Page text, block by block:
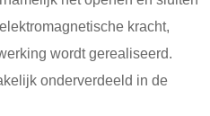
kracht,
wordt gerealiseerd.
onderverdeeld in de